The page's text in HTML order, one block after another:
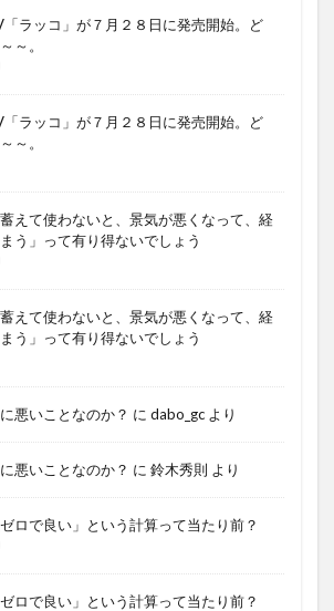
「ラッコ」が７月２８日に発売開始。ど
～。
「ラッコ」が７月２８日に発売開始。ど
～。
蓄えて使わないと、景気が悪くなって、経
う」って有り得ないでしょう
蓄えて使わないと、景気が悪くなって、経
う」って有り得ないでしょう
悪いことなのか？ に dabo_gc より
悪いことなのか？ に 鈴木秀則 より
ロで良い」という計算って当たり前？
ロで良い」という計算って当たり前？